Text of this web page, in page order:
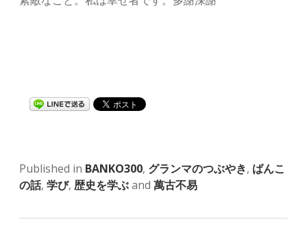
Published in BANKO300, グランマのつぶやき, ばんこ
の話, 学び, 歴史を学ぶand 萬古不易